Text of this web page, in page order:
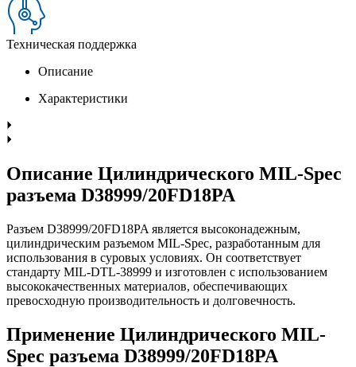
Техническая поддержка
Описание
Характеристики
Описание Цилиндрического MIL-Spec
разъема D38999/20FD18PA
Разъем D38999/20FD18PA является высоконадежным,
цилиндрическим разъемом MIL-Spec, разработанным для
использования в суровых условиях. Он соответствует
стандарту MIL-DTL-38999 и изготовлен с использованием
высококачественных материалов, обеспечивающих
превосходную производительность и долговечность.
Применение Цилиндрического MIL-
Spec разъема D38999/20FD18PA